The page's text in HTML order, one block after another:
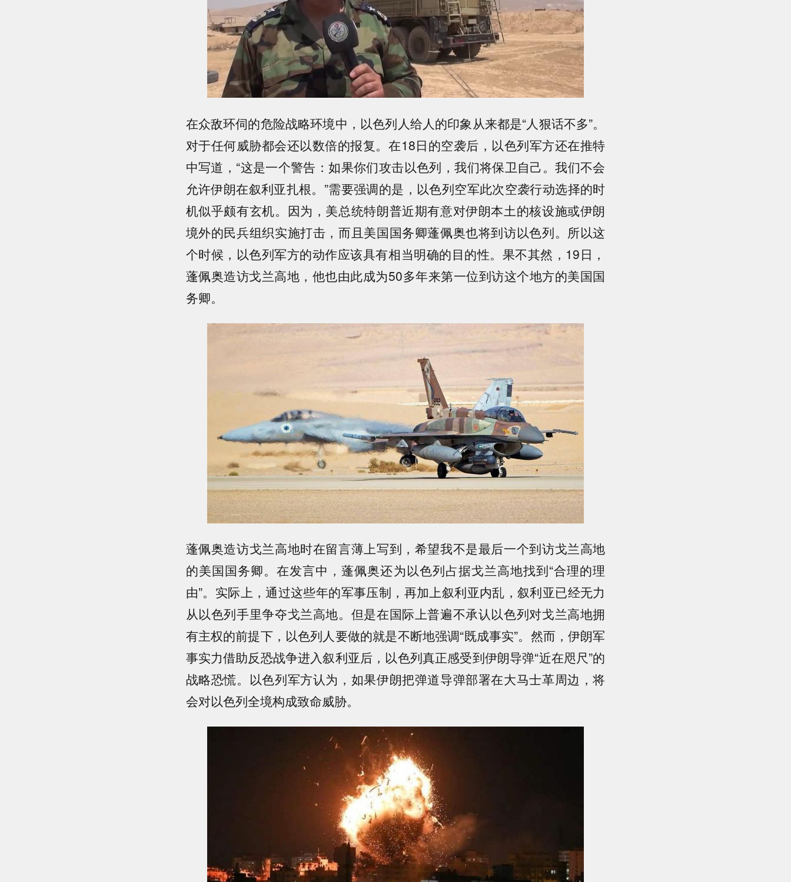
在众敌环伺的危险战略环境中，以色列人给人的印象从来都是“人狠话不多”。
对于任何威胁都会还以数倍的报复。在18日的空袭后，以色列军方还在推特
中写道，“这是一个警告：如果你们攻击以色列，我们将保卫自己。我们不会
允许伊朗在叙利亚扎根。”需要强调的是，以色列空军此次空袭行动选择的时
机似乎颇有玄机。因为，美总统特朗普近期有意对伊朗本土的核设施或伊朗
境外的民兵组织实施打击，而且美国国务卿蓬佩奥也将到访以色列。所以这
个时候，以色列军方的动作应该具有相当明确的目的性。果不其然，19日，
蓬佩奥造访戈兰高地，他也由此成为50多年来第一位到访这个地方的美国国
务卿。
蓬佩奥造访戈兰高地时在留言薄上写到，希望我不是最后一个到访戈兰高地
的美国国务卿。在发言中，蓬佩奥还为以色列占据戈兰高地找到“合理的理
由”。实际上，通过这些年的军事压制，再加上叙利亚内乱，叙利亚已经无力
从以色列手里争夺戈兰高地。但是在国际上普遍不承认以色列对戈兰高地拥
有主权的前提下，以色列人要做的就是不断地强调“既成事实”。然而，伊朗军
事实力借助反恐战争进入叙利亚后，以色列真正感受到伊朗导弹“近在咫尺”的
战略恐慌。以色列军方认为，如果伊朗把弹道导弹部署在大马士革周边，将
会对以色列全境构成致命威胁。